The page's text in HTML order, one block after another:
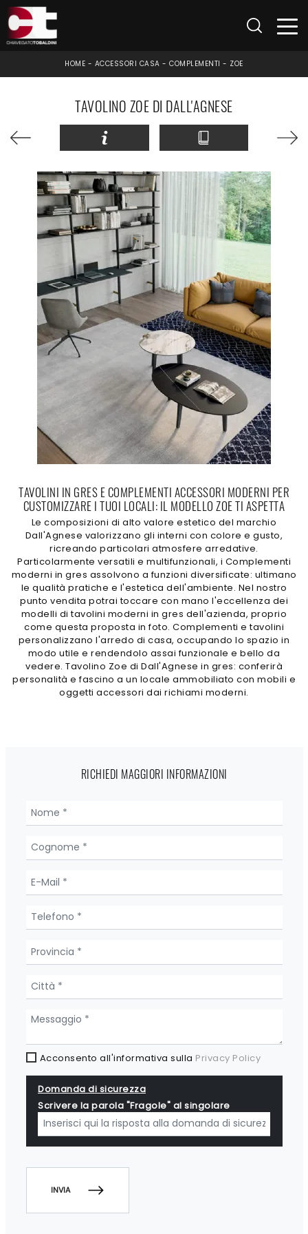
HOME - ACCESSORI CASA -COMPLEMENTI - ZOE
TAVOLINO ZOE DI DALL'AGNESE
TAVOLINI IN GRES E COMPLEMENTI ACCESSORI MODERNI PER
CUSTOMIZZARE I TUOI LOCALI: IL MODELLO ZOE TI ASPETTA
Le composizioni di alto valore estetico del marchio
Dall'Agnese valorizzano gli interni con colore e gusto,
ricreando particolari atmosfere arredative.
Particolarmente versatili e multifunzionali, i Complementi
moderni in gres assolvono a funzioni diversificate: ultimano
le qualità pratiche e l'estetica dell'ambiente. Nel nostro
punto vendita potrai toccare con mano l'eccellenza dei
modelli di tavolini moderni in gres dell'azienda, proprio
come questa proposta in foto. Complementi e tavolini
personalizzano l'arredo di casa, occupando lo spazio in
modo utile e rendendolo assai funzionale e bello da
vedere. Tavolino Zoe di Dall'Agnese in gres: conferirà
personalità e fascino a un locale ammobiliato con mobili e
oggetti accessori dai richiami moderni.
RICHIEDI MAGGIORI INFORMAZIONI
Acconsento all'informativa sulla Privacy Policy
Domanda di sicurezza
Scrivere la parola "Fragole" al singolare
INVIA